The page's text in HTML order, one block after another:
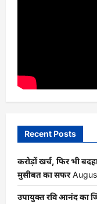
Recent Posts
करोड़ों खर्च, फिर भी
मुसीबत का सफर
उपायुक्त रवि आनंद का